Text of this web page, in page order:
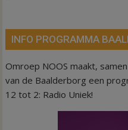
INFO PROGRAMMA
Omroep NOOS maakt,
van de Baalderborg een
12 tot 2: Radio Uniek!